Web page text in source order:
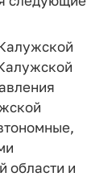
области и